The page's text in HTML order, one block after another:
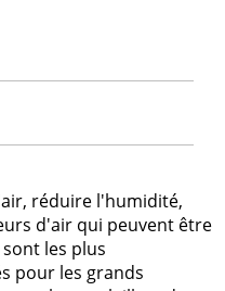
réduire l'humidité,
d'air qui peuvent être
les plus
pour les grands